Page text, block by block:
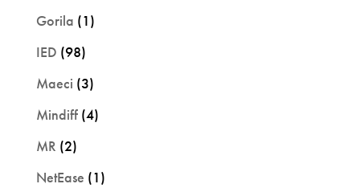
Gorila (1)
IED (98)
Maeci (3)
Mindiff(4)
MR (2)
NetEase (1)